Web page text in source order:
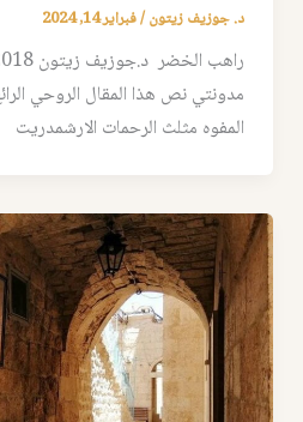
د. جوزيف زيتون/فبراير 14, 2024
مدونتي نص هذا المقال الروحي
المفوه مثلث الرحمات الارشمدريت